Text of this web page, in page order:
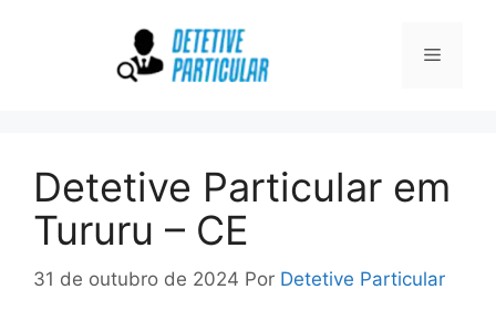
Menu
Detetive Particular em
Tururu – CE
31 de outubro de 2024 Por Detetive Particular